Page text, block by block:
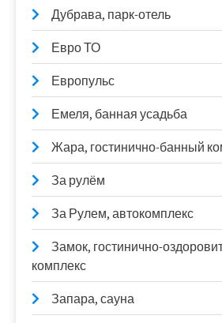
Дубрава, парк-отель
Евро ТО
Европульс
Емеля, банная усадьба
Жара, гостинично-банный
За рулём
За Рулем, автокомплекс
Замок, гостинично-
комплекс
Запара, сауна